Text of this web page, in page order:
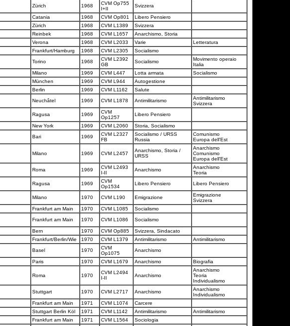
Zürich 1968
CVM Op755
I+II
Svizzera
Catania 1968 CVM Op801
Libero Pensiero
Zürich 1968 CVM L1389
Svizzera
Reinbek 1968 CVM L1657
Anarchismo, Storia
Verona 1968 CVM L2033 Varie
Letteratura
Frankfurt/Hamburg 1968 CVM L2305
Socialismo
Torino 1968
CVM L2392
GB
Socialismo
Movimento operaio
Italia
Milano 1969 CVM L447 Lotta armata
Socialismo
München 1969 CVM L944
Autogestione
Berlin 1969 CVM L1162
Salute
Neuchâtel 1969 CVM L1878 Antimilitarismo
Antimilitarismo
Svizzera
Ragusa 1969
CVM
Op1257
Libero Pensiero
New York 1969 CVM L2060
Storia, Socialismo
Bari 1969
CVM L2327
FB
Socialismo / URSS
Russia
Comunismo
Europa dell'Est
Milano 1969 CVM L2457
Anarchismo, Storia /
URSS
Anarchismo
Comunismo
Europa dell'Est
Roma 1969
CVM L2493
I-II
Anarchismo
Anarchismo
Teoria
Ragusa 1969
CVM
Op1534
Libero Pensiero Libero Pensiero
Milano 1970 CVM L190 Emigrazione
Emigrazione
Svizzera
Frankfurt am Main 1970 CVM L1085
Socialismo
Frankfurt am Main 1970 CVM L1086 Socialismo
Bern 1970 CVM Op885
Svizzera, Sindacato
Frankfurt/Berlin/Wie 1970 CVM L1379 Antimilitarismo
Antimilitarismo
Basel 1970
CVM
Op1075
Anarchismo
Paris 1970 CVM L1679 Anarchismo Biografia
Roma 1970
CVM L2494
I-II
Anarchismo
Anarchismo
Teoria
Individualismo
Stuttgart 1970 CVM L2717 Anarchismo
Anarchismo
Individualismo
Frankfurt am Main 1971 CVM L1074
Carcere
Stuttgart Berlin Köl 1971 CVM L1142 Antimilitarismo
Antimilitarismo
Frankfurt am Main 1971 CVM L1564
Sociologia